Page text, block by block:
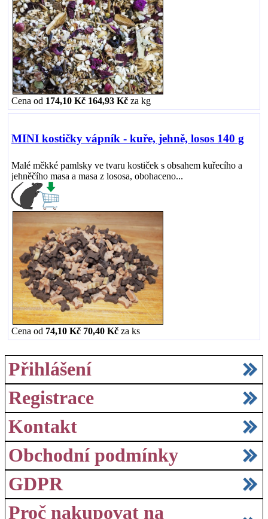
Cena od 174,10 Kč 164,93 Kč za kg
MINI kostičky vápník - kuře, jehně, losos 140 g
Malé měkké pamlsky ve tvaru kostiček s obsahem kuřecího a
jehněčího masa a masa z lososa, obohaceno...
Cena od 74,10 Kč 70,40 Kč za ks
Přihlášení
Registrace
Kontakt
Obchodní podmínky
GDPR
Proč nakupovat na